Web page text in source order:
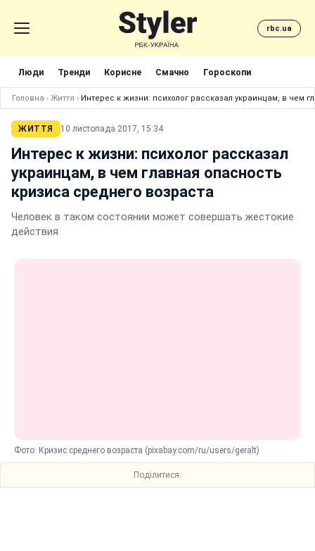
rbc.ua
Люди Тренди Корисне Смачно Гороскопи
Головна › Життя › Интерес к жизни: психолог рассказал украинцам, в чем
ЖИТТЯ 10 листопада 2017, 15:34
Интерес к жизни: психолог рассказал
украинцам, в чем главная опасность
кризиса среднего возраста
Человек в таком состоянии может совершать жестокие
действия
Фото: Кризис среднего возраста (pixabay.com/ru/users/geralt)
Поділитися: